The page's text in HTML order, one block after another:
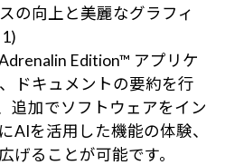
の向上と美麗なグラフィ
Edition™ アプリケ
ドキュメントの要約を行
追加でソフトウェアをイン
AIを活用した機能の体験、
げることが可能です。